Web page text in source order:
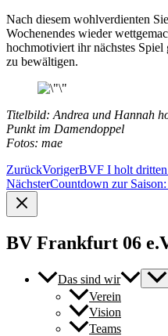
Nach diesem wohlverdienten
Wochenendes wieder
hochmotiviert ihr nächstes
zu bewältigen.
Titelbild: Andrea und Hannah
Punkt im Damendoppel
Fotos: mae
ZurückVorigerBVF I holt dritten
NächsterCountdown zur
BV Frankfurt 06
Das sind wir
Verein
Vision
Teams